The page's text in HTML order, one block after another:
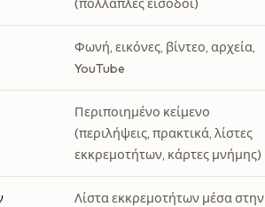
(πολλαπλές εισόδοι)
Φωνή, εικόνες, βίντεο, αρχεία,
YouTube
Περιποιημένο κείμενο
(περιλήψεις, πρακτικά, λίστες
εκκρεμοτήτων, κάρτες μνήμης)
Λίστα εκκρεμοτήτων μέσα στην